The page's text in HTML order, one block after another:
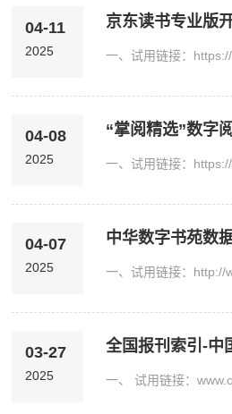
04-11
2025
京东读书专业版
04-08
2025
“掌阅精选”数字
04-07
2025
中华数字书苑数
03-27
2025